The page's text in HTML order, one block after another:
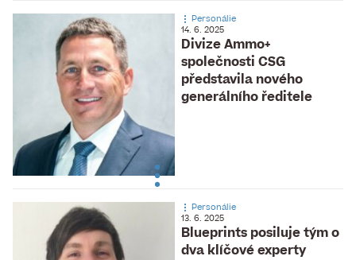
Divize Ammo+
společnosti CSG
představila nového
generálního ředitele
Personálie
14. 6. 2025
Blueprints posiluje tým o
dva klíčové experty
Personálie
13. 6. 2025